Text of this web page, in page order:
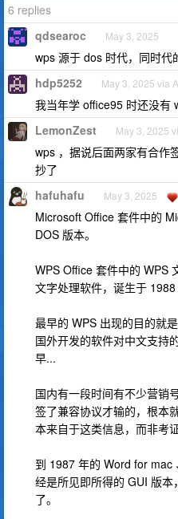
6 replies
qdsearoc May 3, 2025
wps 源于 dos 时代，同时
hdp5252 May 3, 2025 via
我当年学 office95 时还没有
LemonZest May 3, 2025
wps ，据说后面两家有合作
抄了
hafuhafu May 3, 2025
Microsoft Office 套件中的
DOS 版本。
WPS Office 套件中的 WPS
文字处理软件，诞生于 1988
最早的 WPS 出现的目的就
国外开发的软件对中文支持
早...
国内有一段时间有不少营销
签了兼容协议才输的，根本
本来自于这类信息，而非考
到 1987 年的 Word for mac
经是所见即所得的 GUI 版
了。